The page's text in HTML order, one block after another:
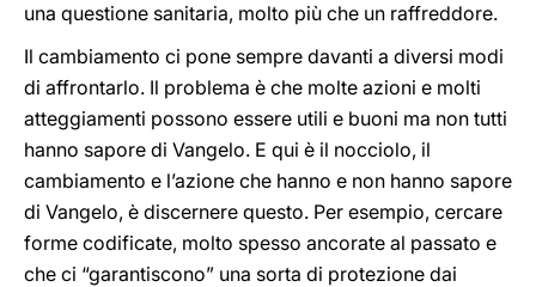
una questione sanitaria, molto più che un raffreddore.
Il cambiamento ci pone sempre davanti a diversi modi
di affrontarlo. Il problema è che molte azioni e molti
atteggiamenti possono essere utili e buoni ma non tutti
hanno sapore di Vangelo. E qui è il nocciolo, il
cambiamento e l’azione che hanno e non hanno sapore
di Vangelo, è discernere questo. Per esempio, cercare
forme codificate, molto spesso ancorate al passato e
che ci “garantiscono” una sorta di protezione dai